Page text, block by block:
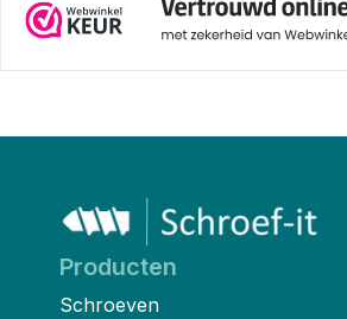
Producten
Schroeven